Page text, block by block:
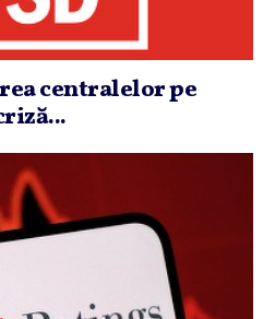
centralelor pe